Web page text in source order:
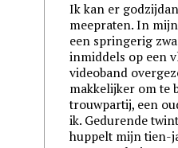
Ik kan er
meepraten. In
een springerig
inmiddels op een
videoband
makkelijker om te
trouwpartij, een
ik. Gedurende
huppelt mijn tien-